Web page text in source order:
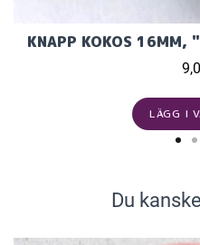
KNAPP KOKOS 16MM,
LÄGG I
Du